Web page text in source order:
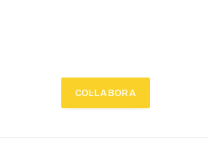
COL·LABORA